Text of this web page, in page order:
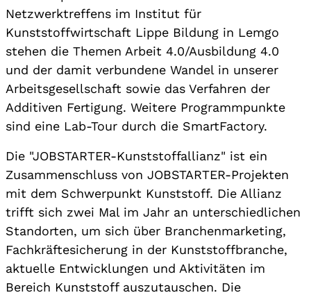
Netzwerktreffens im Institut für
Kunststoffwirtschaft Lippe Bildung in Lemgo
stehen die Themen Arbeit 4.0/Ausbildung 4.0
und der damit verbundene Wandel in unserer
Arbeitsgesellschaft sowie das Verfahren der
Additiven Fertigung. Weitere Programmpunkte
sind eine Lab-Tour durch die SmartFactory.
Die "JOBSTARTER-Kunststoffallianz" ist ein
Zusammenschluss von JOBSTARTER-Projekten
mit dem Schwerpunkt Kunststoff. Die Allianz
trifft sich zwei Mal im Jahr an unterschiedlichen
Standorten, um sich über Branchenmarketing,
Fachkräftesicherung in der Kunststoffbranche,
aktuelle Entwicklungen und Aktivitäten im
Bereich Kunststoff auszutauschen. Die